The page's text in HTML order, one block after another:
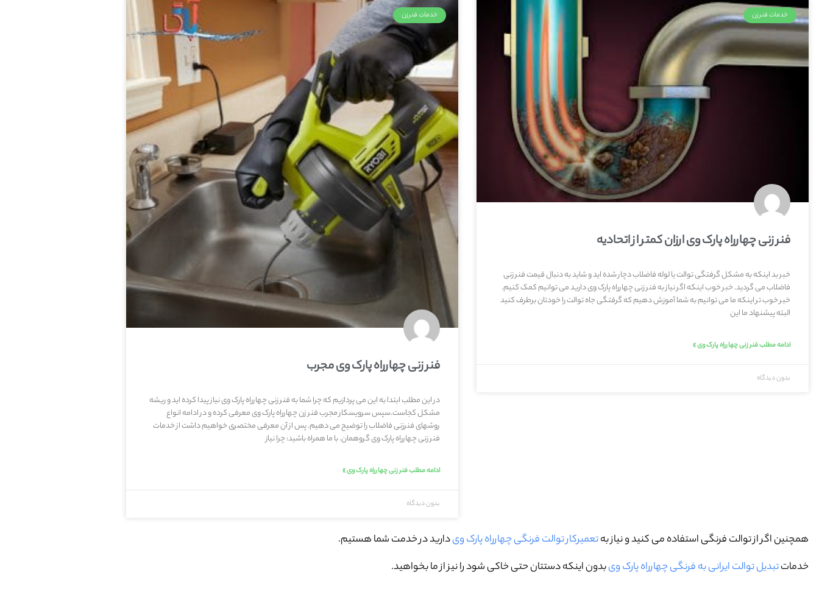
خدمات فنرزن
فنر زنی چهارراه پارک وی ارزان کمتر از اتحادیه
خبر بد اینکه به مشکل گرفتگی توالت یا لوله فاضلاب دچار شده اید و شاید به دنبال قیمت فنر زنی
فاضلاب می گردید. خبر خوب اینکه اگر نیاز به فنر زنی چهارراه پارک وی دارید می توانیم کمک کنیم.
خبر خوب تر اینکه ما می توانیم به شما آموزش دهیم که گرفتگی جاه توالت را خودتان برطرف کنید
البته پیشنهاد ما این
ادامه مطلب فنر زنی چهارراه پارک وی »
بدون دیدگاه
خدمات فنرزن
فنر زنی چهارراه پارک وی مجرب
در این مطلب ابتدا به این می پردازیم که چرا شما به فنر زنی چهارراه پارک وی نیاز پیدا کرده اید و ریشه
مشکل کجاست.سپس سرویسکار مجرب فنر زن چهارراه پارک وی معرفی کرده و در ادامه انواع
روشهای فنرزنی فاضلاب را توضیح می دهیم. پس از آن معرفی مختصری خواهیم داشت از خدمات
فنر زنی چهارراه پارک وی گروهمان. با ما همراه باشید: چرا نیاز
ادامه مطلب فنر زنی چهارراه پارک وی »
بدون دیدگاه
همچنین اگر از توالت فرنگی استفاده می کنید و نیاز بهتعمیرکار توالت فرنگی چهارراه پارک ویدارید در خدمت شما هستیم.
خدماتتبدیل توالت ایرانی به فرنگی چهارراه پارک ویبدون اینکه دستتان حتی خاکی شود را نیز از ما بخواهید.